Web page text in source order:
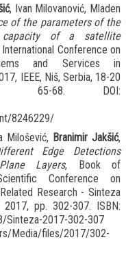
, Ivan Milovanović, Mladen
of the parameters of the
capacity of a satellite
Conference on
and Services in
IEEE, Niš, Serbia, 18-20
65-68. DOI:
8246229/
Milošević, Branimir Jakšić,
Edge Detections
Layers, Book of
Conference on
Research - Sinteza
pp. 302-307. ISBN:
Sinteza-2017-302-307
Media/files/2017/302-